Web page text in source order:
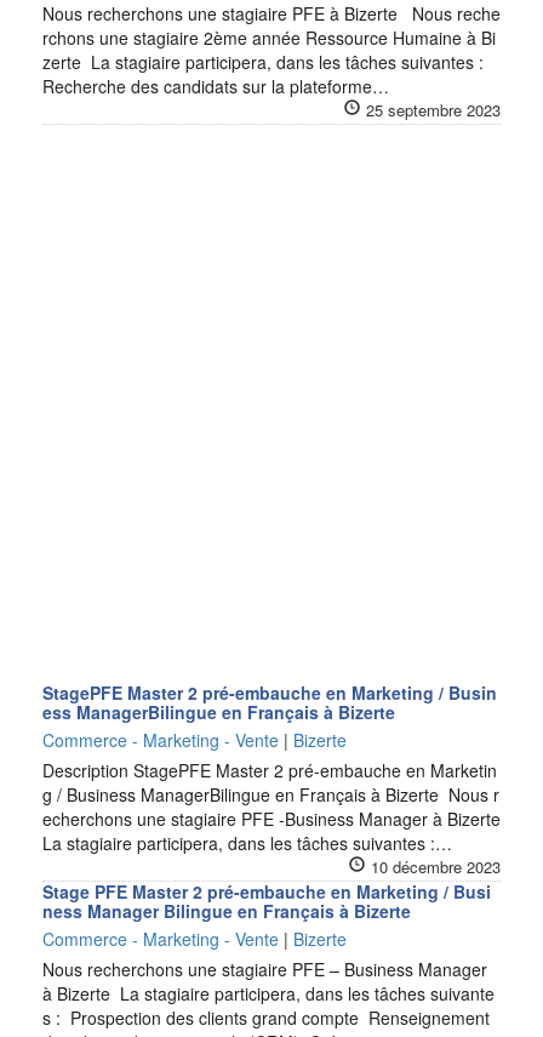
Nous recherchons une stagiaire PFE à Bizerte Nous reche
rchons une stagiaire 2ème année Ressource Humaine à Bi
zerte La stagiaire participera, dans les tâches suivantes :
Recherche des candidats sur la plateforme…
25 septembre 2023
StagePFE Master 2 pré-embauche en Marketing / Busin
ess ManagerBilingue en Français à Bizerte
Commerce - Marketing - Vente | Bizerte
Description StagePFE Master 2 pré-embauche en Marketin
g / Business ManagerBilingue en Français à Bizerte Nous r
echerchons une stagiaire PFE -Business Manager à Bizerte
La stagiaire participera, dans les tâches suivantes :…
10 décembre 2023
Stage PFE Master 2 pré-embauche en Marketing / Busi
ness Manager Bilingue en Français à Bizerte
Commerce - Marketing - Vente | Bizerte
Nous recherchons une stagiaire PFE – Business Manager
à Bizerte La stagiaire participera, dans les tâches suivante
s : Prospection des clients grand compte Renseignement